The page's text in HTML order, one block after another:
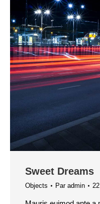
Sweet Dreams
Objects Par admin